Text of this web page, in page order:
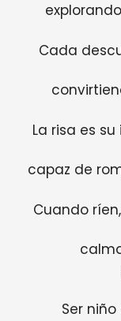
Cada
La risa es
capaz de
Cuando
Ser